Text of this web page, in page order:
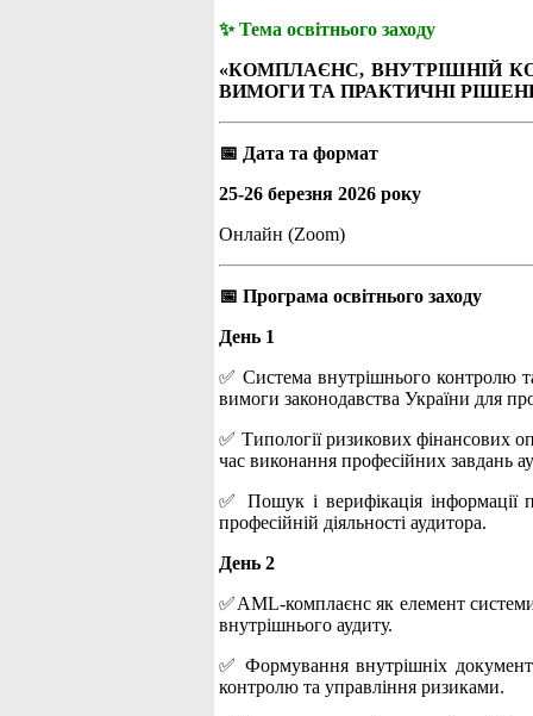
✨ Тема освітнього заходу
«КОМПЛАЄНС, ВНУТРІШНІЙ
ВИМОГИ ТА ПРАКТИЧНІ
📅 Дата та формат
25-26 березня 2026 року
Онлайн (Zoom)
📅 Програма освітнього заходу
День 1
✅ Система внутрішнього контролю
вимоги законодавства України для
✅ Типології ризикових фінансових
час виконання професійних завдань
✅ Пошук і верифікація інформації
професійній діяльності аудитора.
День 2
✅AML-комплаєнс як елемент
внутрішнього аудиту.
✅ Формування внутрішніх
контролю та управління ризиками.